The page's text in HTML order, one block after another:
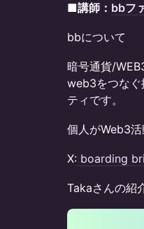
■講師： bbフ
bbについて
暗号通貨/
web3をつな
ティです。
個人がWeb3活
​​X: boarding
Takaさんの紹